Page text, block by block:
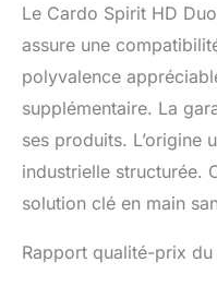
Le Cardo Spirit HD
assure une
polyvalence
supplémentaire. La
ses produits. L’origine
industrielle structurée.
solution clé en main
Rapport qualité-prix